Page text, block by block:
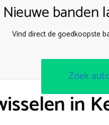
Nieuwe banden
Vind direct de goedkoopste
Zoek
in